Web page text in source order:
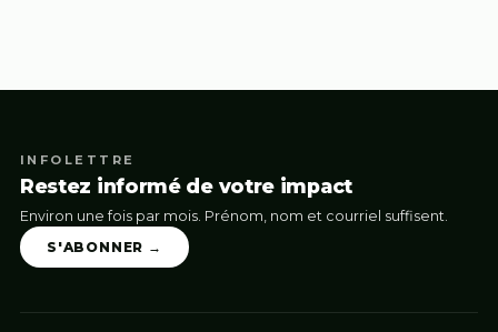
INFOLETTRE
Restez informé de votre impact
Environ une fois par mois. Prénom, nom et courriel suffisent.
S'ABONNER →